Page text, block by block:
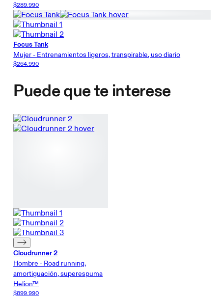
$289.990
Focus Tank
Mujer - Entrenamientos ligeros, transpirable, uso diario
$264.990
Puede que te interese
Cloudrunner 2
Hombre - Road running,
amortiguación, superespuma
Helion™
$899.990